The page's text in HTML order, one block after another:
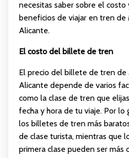
necesitas saber sobre el costo
beneficios de viajar en tren de
Alicante.
El costo del billete de tren
El precio del billete de tren de
Alicante depende de varios
como la clase de tren que
fecha y hora de tu viaje. Por lo
los billetes de tren más
de clase turista, mientras que
primera clase pueden ser más